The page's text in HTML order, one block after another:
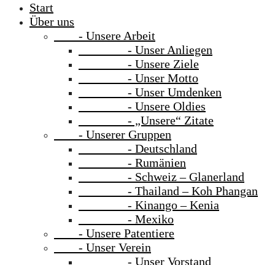
Start
Über uns
- Unsere Arbeit
- Unser Anliegen
- Unsere Ziele
- Unser Motto
- Unser Umdenken
- Unsere Oldies
- „Unsere“ Zitate
- Unserer Gruppen
- Deutschland
- Rumänien
- Schweiz – Glanerland
- Thailand – Koh Phangan
- Kinango – Kenia
- Mexiko
- Unsere Patentiere
- Unser Verein
- Unser Vorstand